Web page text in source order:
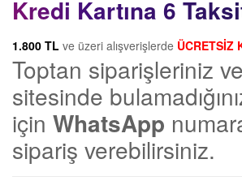
T
e
k
s
Juki
Çiftiğne
LH3188
Sağ
3/16
İğne
Bağı
Kredi Kartına 6
1.800 TL ve üzeri alışverişlerde ÜCRETSİZ
Toptan siparişleriniz
sitesinde
için WhatsApp
sipariş verebilirsiniz.